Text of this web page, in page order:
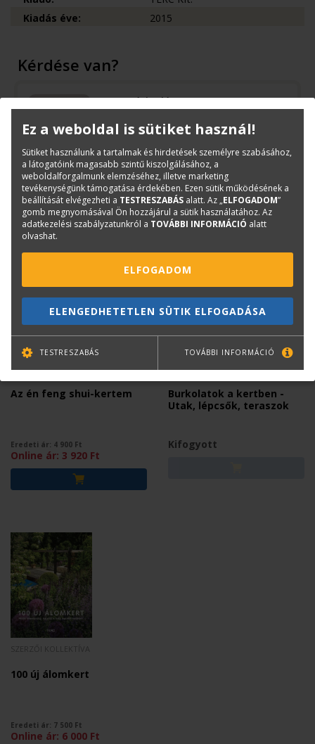
Kiadás éve:
2015
Kérdése van?
Bernáth Klára
Könyvesboltvezető
konyvrendeles@terc.hu
Mások ezt is megvásárolták...
SUSANNE SCHUMACHER
Az én feng shui-kertem
Eredeti ár: 4 900 Ft
Online ár: 3 920 Ft
HEIDI HOWCROFT
Burkolatok a kertben -
Utak, lépcsők, teraszok
Kifogyott
100 új álomkert
Eredeti ár: 7 500 Ft
Online ár: 6 000 Ft
Ez a weboldal is sütiket használ!
Sütiket használunk a tartalmak és hirdetések személyre szabásához,
a látogatóink magasabb szintű kiszolgálásához, a
weboldalforgalmunk elemzéséhez, illetve marketing
tevékenységünk támogatása érdekében. Ezen sütik működésének a
beállítását elvégezheti a TESTRESZABÁS alatt. Az „ELFOGADOM”
gomb megnyomásával Ön hozzájárul a sütik használatához. Az
adatkezelési szabályzatunkról a TOVÁBBI INFORMÁCIÓ alatt
olvashat.
ELFOGADOM
ELENGEDHETETLEN SÜTIK ELFOGADÁSA
TESTRESZABÁS TOVÁBBI INFORMÁCIÓ